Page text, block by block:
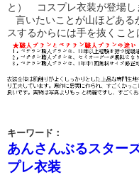
と） コスプレ衣装が登場し
言いたいことが山ほどある
スするからには手を抜くこと
キーワード：
あんさんぶるスター
プレ衣装